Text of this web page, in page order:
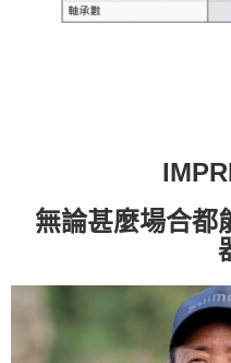
無論甚麼場合都